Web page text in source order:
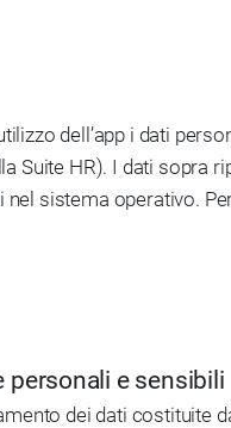
dell’app i dati
Suite HR). I dati sopra
sistema operativo.
personali e sensibili
dei dati costituite